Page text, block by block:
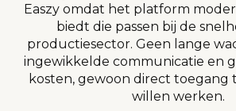
Easzy omdat het platform
biedt die passen bij de
productiesector. Geen lange
ingewikkelde communicatie en
kosten, gewoon direct toegang
willen werken.